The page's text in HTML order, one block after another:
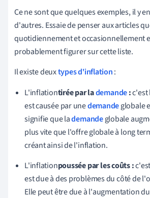
Ce ne sont que quelques exemples, il y
d'autres. Essaie de penser aux articles
quotidiennement et occasionnellement
probablement figurer sur cette liste.
Il existe deuxtypes d'inflation:
L'inflationtirée par lademande:
est causée par unedemandeglobale
signifie que lademandeglobale
plus vite que l'offre globale à long
créant ainsi de l'inflation.
L'inflationpoussée par les coûts :
est due à des problèmes du côté de
Elle peut être due à l'augmentation